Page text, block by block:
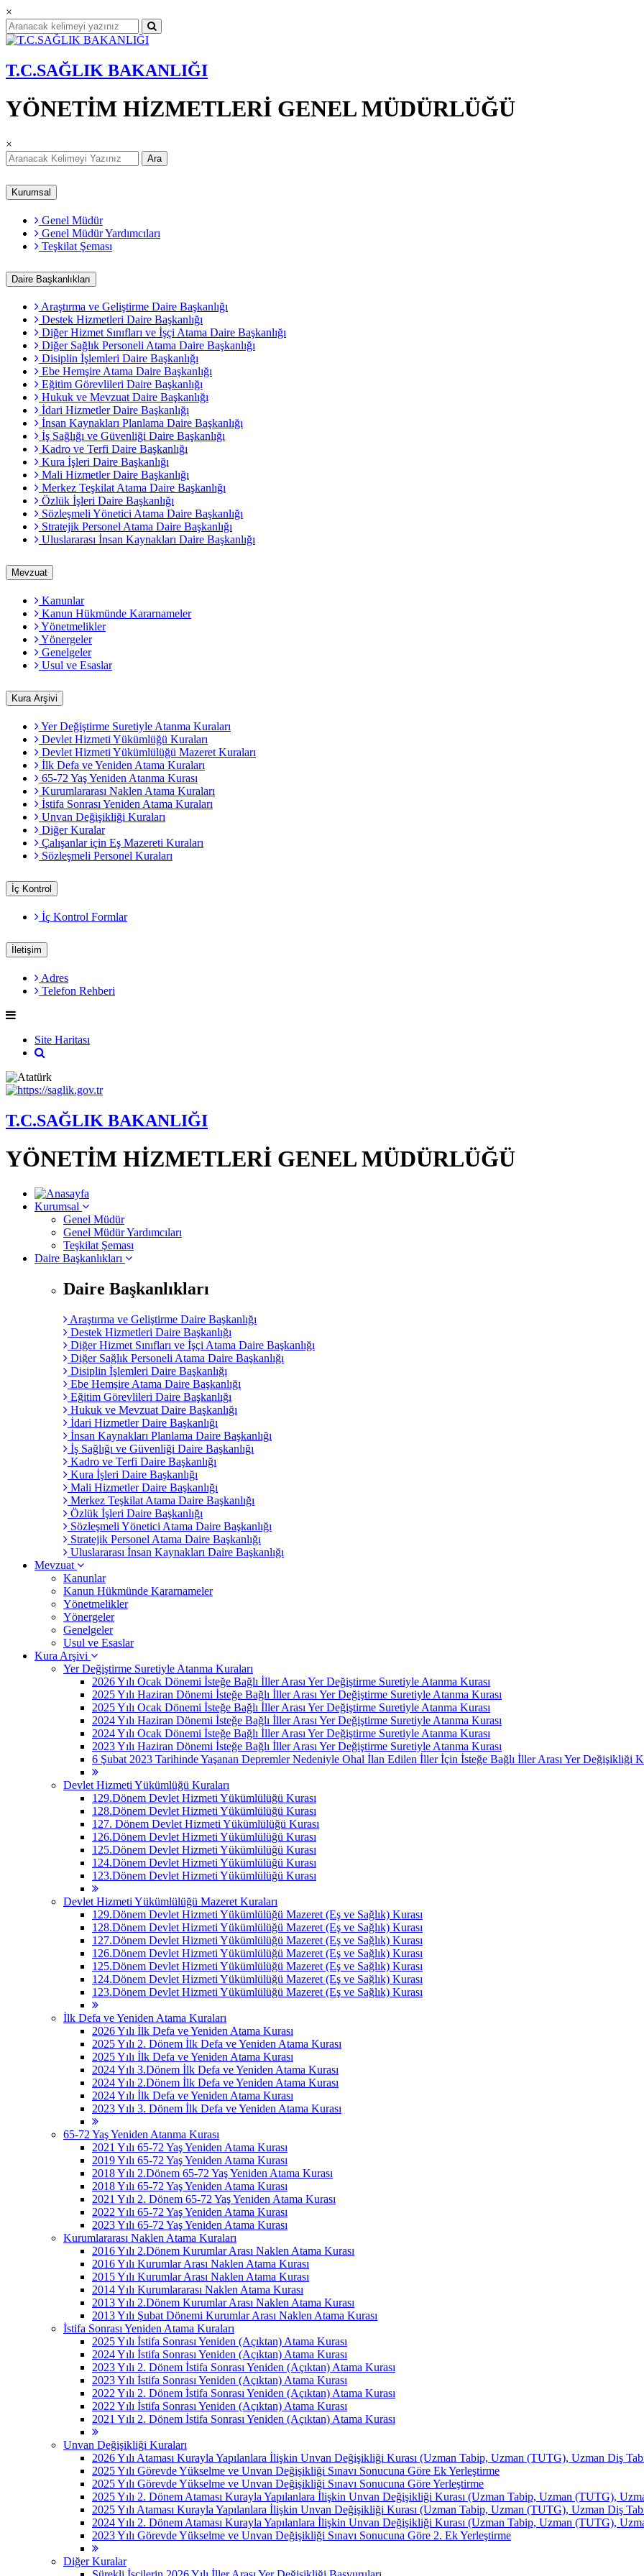
×
T.C.SAĞLIK BAKANLIĞI
YÖNETİM HİZMETLERİ GENEL MÜDÜRLÜĞÜ
×
Ara
Kurumsal
Genel Müdür
Genel Müdür Yardımcıları
Teşkilat Şeması
Daire Başkanlıkları
Araştırma ve Geliştirme Daire Başkanlığı
Destek Hizmetleri Daire Başkanlığı
Diğer Hizmet Sınıfları ve İşçi Atama Daire Başkanlığı
Diğer Sağlık Personeli Atama Daire Başkanlığı
Disiplin İşlemleri Daire Başkanlığı
Ebe Hemşire Atama Daire Başkanlığı
Eğitim Görevlileri Daire Başkanlığı
Hukuk ve Mevzuat Daire Başkanlığı
İdari Hizmetler Daire Başkanlığı
İnsan Kaynakları Planlama Daire Başkanlığı
İş Sağlığı ve Güvenliği Daire Başkanlığı
Kadro ve Terfi Daire Başkanlığı
Kura İşleri Daire Başkanlığı
Mali Hizmetler Daire Başkanlığı
Merkez Teşkilat Atama Daire Başkanlığı
Özlük İşleri Daire Başkanlığı
Sözleşmeli Yönetici Atama Daire Başkanlığı
Stratejik Personel Atama Daire Başkanlığı
Uluslararası İnsan Kaynakları Daire Başkanlığı
Mevzuat
Kanunlar
Kanun Hükmünde Kararnameler
Yönetmelikler
Yönergeler
Genelgeler
Usul ve Esaslar
Kura Arşivi
Yer Değiştirme Suretiyle Atanma Kuraları
Devlet Hizmeti Yükümlüğü Kuraları
Devlet Hizmeti Yükümlülüğü Mazeret Kuraları
İlk Defa ve Yeniden Atama Kuraları
65-72 Yaş Yeniden Atanma Kurası
Kurumlararası Naklen Atama Kuraları
İstifa Sonrası Yeniden Atama Kuraları
Unvan Değişikliği Kuraları
Diğer Kuralar
Çalışanlar için Eş Mazereti Kuraları
Sözleşmeli Personel Kuraları
İç Kontrol
İç Kontrol Formlar
İletişim
Adres
Telefon Rehberi
Site Haritası
T.C.SAĞLIK BAKANLIĞI
YÖNETİM HİZMETLERİ GENEL MÜDÜRLÜĞÜ
Kurumsal
Genel Müdür
Genel Müdür Yardımcıları
Teşkilat Şeması
Daire Başkanlıkları
Daire Başkanlıkları
Araştırma ve Geliştirme Daire Başkanlığı
Destek Hizmetleri Daire Başkanlığı
Diğer Hizmet Sınıfları ve İşçi Atama Daire Başkanlığı
Diğer Sağlık Personeli Atama Daire Başkanlığı
Disiplin İşlemleri Daire Başkanlığı
Ebe Hemşire Atama Daire Başkanlığı
Eğitim Görevlileri Daire Başkanlığı
Hukuk ve Mevzuat Daire Başkanlığı
İdari Hizmetler Daire Başkanlığı
İnsan Kaynakları Planlama Daire Başkanlığı
İş Sağlığı ve Güvenliği Daire Başkanlığı
Kadro ve Terfi Daire Başkanlığı
Kura İşleri Daire Başkanlığı
Mali Hizmetler Daire Başkanlığı
Merkez Teşkilat Atama Daire Başkanlığı
Özlük İşleri Daire Başkanlığı
Sözleşmeli Yönetici Atama Daire Başkanlığı
Stratejik Personel Atama Daire Başkanlığı
Uluslararası İnsan Kaynakları Daire Başkanlığı
Mevzuat
Kanunlar
Kanun Hükmünde Kararnameler
Yönetmelikler
Yönergeler
Genelgeler
Usul ve Esaslar
Kura Arşivi
Yer Değiştirme Suretiyle Atanma Kuraları
2026 Yılı Ocak Dönemi İsteğe Bağlı İller Arası Yer Değiştirme Suretiyle Atanma Kurası
2025 Yılı Haziran Dönemi İsteğe Bağlı İller Arası Yer Değiştirme Suretiyle Atanma Kurası
2025 Yılı Ocak Dönemi İsteğe Bağlı İller Arası Yer Değiştirme Suretiyle Atanma Kurası
2024 Yılı Haziran Dönemi İsteğe Bağlı İller Arası Yer Değiştirme Suretiyle Atanma Kurası
2024 Yılı Ocak Dönemi İsteğe Bağlı İller Arası Yer Değiştirme Suretiyle Atanma Kurası
2023 Yılı Haziran Dönemi İsteğe Bağlı İller Arası Yer Değiştirme Suretiyle Atanma Kurası
6 Şubat 2023 Tarihinde Yaşanan Depremler Nedeniyle Ohal İlan Edilen İller İçin İsteğe Bağlı İller Arası Yer Değişikliği
Devlet Hizmeti Yükümlüğü Kuraları
129.Dönem Devlet Hizmeti Yükümlülüğü Kurası
128.Dönem Devlet Hizmeti Yükümlülüğü Kurası
127. Dönem Devlet Hizmeti Yükümlülüğü Kurası
126.Dönem Devlet Hizmeti Yükümlülüğü Kurası
125.Dönem Devlet Hizmeti Yükümlülüğü Kurası
124.Dönem Devlet Hizmeti Yükümlülüğü Kurası
123.Dönem Devlet Hizmeti Yükümlülüğü Kurası
Devlet Hizmeti Yükümlülüğü Mazeret Kuraları
129.Dönem Devlet Hizmeti Yükümlülüğü Mazeret (Eş ve Sağlık) Kurası
128.Dönem Devlet Hizmeti Yükümlülüğü Mazeret (Eş ve Sağlık) Kurası
127.Dönem Devlet Hizmeti Yükümlülüğü Mazeret (Eş ve Sağlık) Kurası
126.Dönem Devlet Hizmeti Yükümlülüğü Mazeret (Eş ve Sağlık) Kurası
125.Dönem Devlet Hizmeti Yükümlülüğü Mazeret (Eş ve Sağlık) Kurası
124.Dönem Devlet Hizmeti Yükümlülüğü Mazeret (Eş ve Sağlık) Kurası
123.Dönem Devlet Hizmeti Yükümlülüğü Mazeret (Eş ve Sağlık) Kurası
İlk Defa ve Yeniden Atama Kuraları
2026 Yılı İlk Defa ve Yeniden Atama Kurası
2025 Yılı 2. Dönem İlk Defa ve Yeniden Atama Kurası
2025 Yılı İlk Defa ve Yeniden Atama Kurası
2024 Yılı 3.Dönem İlk Defa ve Yeniden Atama Kurası
2024 Yılı 2.Dönem İlk Defa ve Yeniden Atama Kurası
2024 Yılı İlk Defa ve Yeniden Atama Kurası
2023 Yılı 3. Dönem İlk Defa ve Yeniden Atama Kurası
65-72 Yaş Yeniden Atanma Kurası
2021 Yılı 65-72 Yaş Yeniden Atama Kurası
2019 Yılı 65-72 Yaş Yeniden Atama Kurası
2018 Yılı 2.Dönem 65-72 Yaş Yeniden Atama Kurası
2018 Yılı 65-72 Yaş Yeniden Atama Kurası
2021 Yılı 2. Dönem 65-72 Yaş Yeniden Atama Kurası
2022 Yılı 65-72 Yaş Yeniden Atama Kurası
2023 Yılı 65-72 Yaş Yeniden Atama Kurası
Kurumlararası Naklen Atama Kuraları
2016 Yılı 2.Dönem Kurumlar Arası Naklen Atama Kurası
2016 Yılı Kurumlar Arası Naklen Atama Kurası
2015 Yılı Kurumlar Arası Naklen Atama Kurası
2014 Yılı Kurumlararası Naklen Atama Kurası
2013 Yılı 2.Dönem Kurumlar Arası Naklen Atama Kurası
2013 Yılı Şubat Dönemi Kurumlar Arası Naklen Atama Kurası
İstifa Sonrası Yeniden Atama Kuraları
2025 Yılı İstifa Sonrası Yeniden (Açıktan) Atama Kurası
2024 Yılı İstifa Sonrası Yeniden (Açıktan) Atama Kurası
2023 Yılı 2. Dönem İstifa Sonrası Yeniden (Açıktan) Atama Kurası
2023 Yılı İstifa Sonrası Yeniden (Açıktan) Atama Kurası
2022 Yılı 2. Dönem İstifa Sonrası Yeniden (Açıktan) Atama Kurası
2022 Yılı İstifa Sonrası Yeniden (Açıktan) Atama Kurası
2021 Yılı 2. Dönem İstifa Sonrası Yeniden (Açıktan) Atama Kurası
Unvan Değişikliği Kuraları
2026 Yılı Ataması Kurayla Yapılanlara İlişkin Unvan Değişikliği Kurası (Uzman Tabip, Uzman (TUTG), Uzman Diş
2025 Yılı Görevde Yükselme ve Unvan Değişikliği Sınavı Sonucuna Göre Ek Yerleştirme
2025 Yılı Görevde Yükselme ve Unvan Değişikliği Sınavı Sonucuna Göre Yerleştirme
2025 Yılı 2. Dönem Ataması Kurayla Yapılanlara İlişkin Unvan Değişikliği Kurası (Uzman Tabip, Uzman (TUTG),
2025 Yılı Ataması Kurayla Yapılanlara İlişkin Unvan Değişikliği Kurası (Uzman Tabip, Uzman (TUTG), Uzman Diş
2024 Yılı 2. Dönem Ataması Kurayla Yapılanlara İlişkin Unvan Değişikliği Kurası (Uzman Tabip, Uzman (TUTG),
2023 Yılı Görevde Yükselme ve Unvan Değişikliği Sınavı Sonucuna Göre 2. Ek Yerleştirme
Diğer Kuralar